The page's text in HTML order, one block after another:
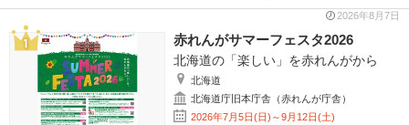
2026年8月7日
赤れんがサマーフェスタ2026
北海道の「楽しい」を赤れんがから
北海道
北海道庁旧本庁舎（赤れんが庁舎）
2026年7月5日(日)～9月12日(土)